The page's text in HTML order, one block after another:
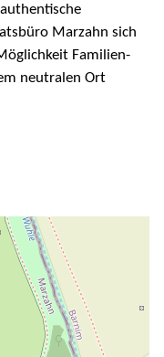
Marzahn sich
Familien-
neutralen Ort